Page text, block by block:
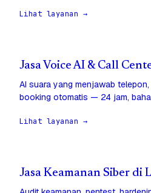
Lihat layanan →
Jasa Voice AI & Call
AI suara yang menjawab
booking otomatis — 24 jam,
Lihat layanan →
Jasa Keamanan Siber di